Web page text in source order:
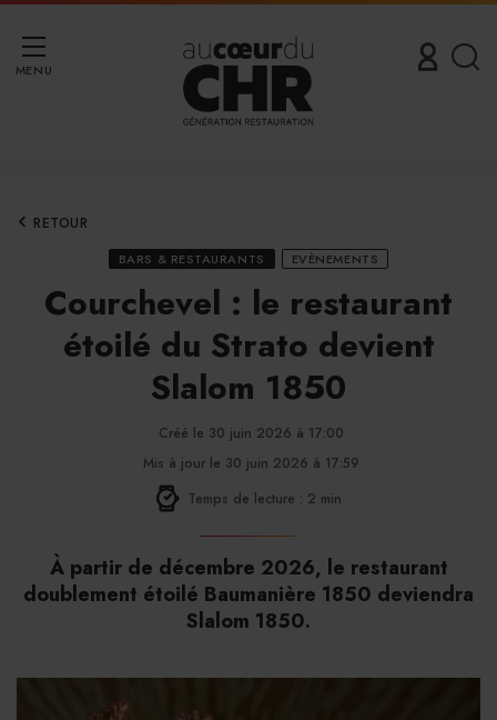
MENU
RETOUR
BARS & RESTAURANTS EVÈNEMENTS
Courchevel : le restaurant
étoilé du Strato devient
Slalom 1850
Créé le 30 juin 2026 à 17:00
Mis à jour le 30 juin 2026 à 17:59
Temps de lecture : 2 min
À partir de décembre 2026, le restaurant
doublement étoilé Baumanière 1850 deviendra
Slalom 1850.